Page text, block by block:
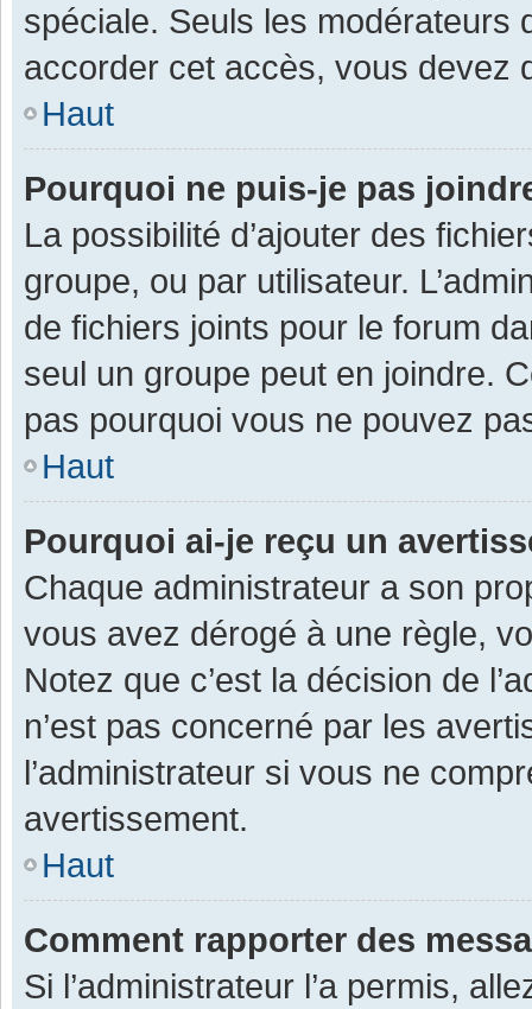
spéciale. Seuls les modérateurs
accorder cet accès, vous devez
Haut
Pourquoi ne puis-je pas
La possibilité d’ajouter des
groupe, ou par utilisateur.
de fichiers joints pour le forum
seul un groupe peut en joindre.
pas pourquoi vous ne pouvez
Haut
Pourquoi ai-je reçu un
Chaque administrateur a son
vous avez dérogé à une règle,
Notez que c’est la décision de
n’est pas concerné par les
l’administrateur si vous ne
avertissement.
Haut
Comment rapporter des
Si l’administrateur l’a permis,